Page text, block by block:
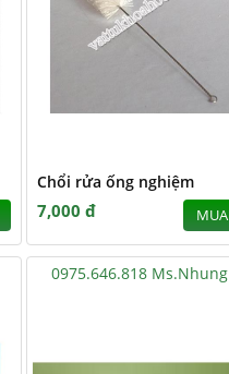
Chổi rửa ống nghiệm
7,000 đ MUA
0975.646.818 Ms.Nhung